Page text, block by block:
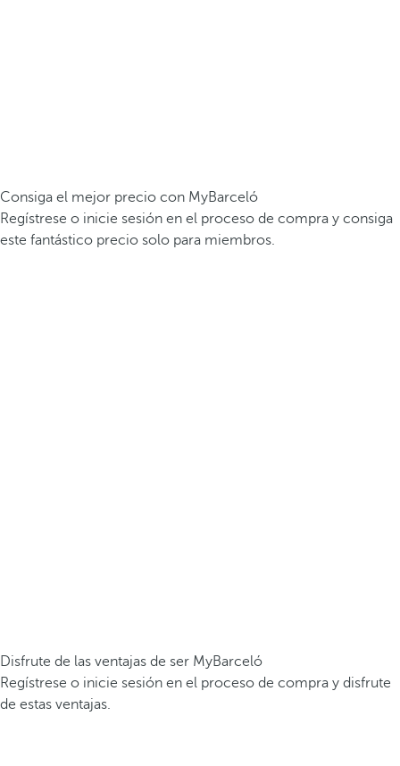
Consiga el mejor precio con MyBarceló
Regístrese o inicie sesión en el proceso de compra y consiga
este fantástico precio solo para miembros.
Disfrute de las ventajas de ser MyBarceló
Regístrese o inicie sesión en el proceso de compra y disfrute
de estas ventajas.